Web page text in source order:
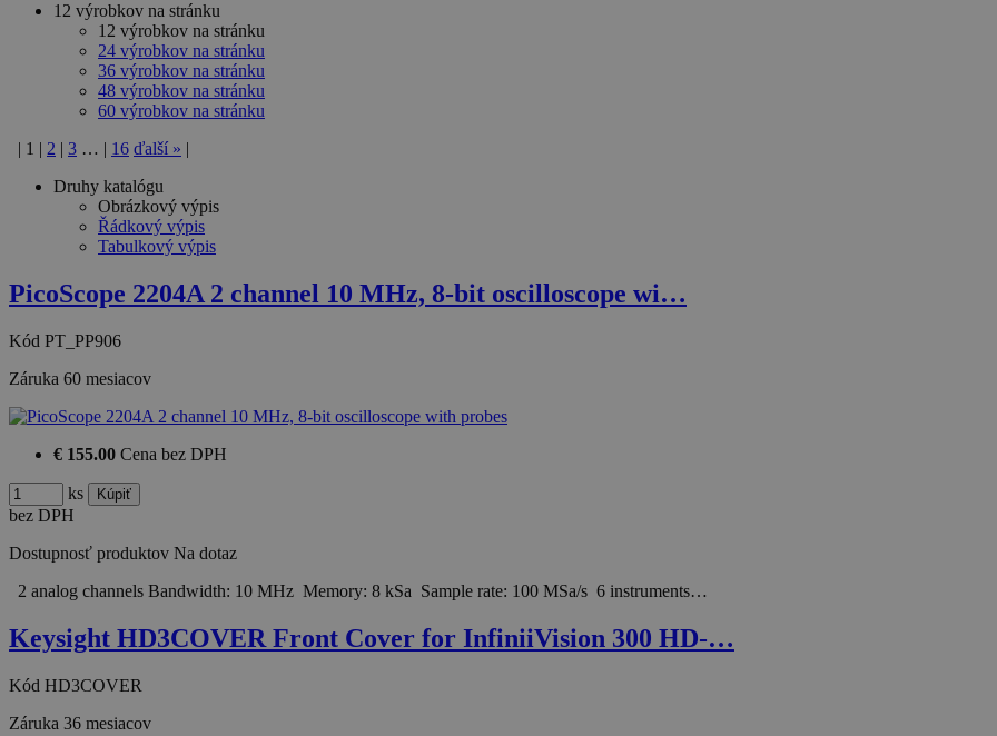
12 výrobkov na stránku
12 výrobkov na stránku
24 výrobkov na stránku
36 výrobkov na stránku
48 výrobkov na stránku
60 výrobkov na stránku
1 2 3 … 16 ďalší »
Druhy katalógu
Obrázkový výpis
Řádkový výpis
Tabulkový výpis
PicoScope 2204A 2 channel 10 MHz, 8-bit oscilloscope wi…
Kód PT_PP906
Záruka 60 mesiacov
€ 155.00 Cena bez DPH
ks
bez DPH
Dostupnosť produktov Na dotaz
2 analog channels Bandwidth: 10 MHz Memory: 8 kSa Sample rate: 100 MSa/s 6 instruments…
Keysight HD3COVER Front Cover for InfiniiVision 300 HD-…
Kód HD3COVER
Záruka 36 mesiacov